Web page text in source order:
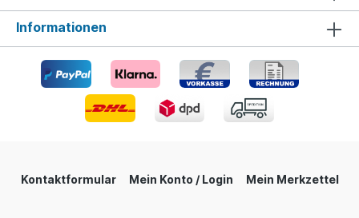
Informationen
Kontaktformular Mein Konto / Login Mein Merkzettel